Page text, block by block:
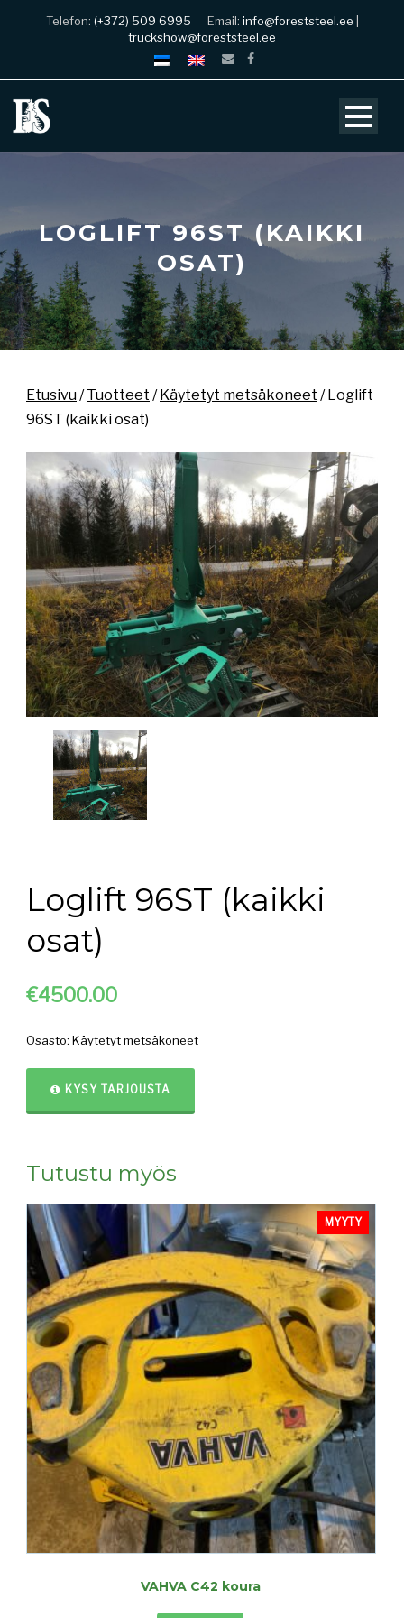
Telefon: (+372) 509 6995 Email: info@foreststeel.ee
truckshow@foreststeel.ee
LOGLIFT 96ST (KAIKKI
OSAT)
Etusivu/Tuotteet /Käytetyt metsäkoneet / Loglift
96ST (kaikki osat)
Loglift 96ST (kaikki
osat)
€4500.00
Osasto: Käytetyt metsäkoneet
KYSY TARJOUSTA
Tutustu myös
MYYTY
VAHVA C42 koura